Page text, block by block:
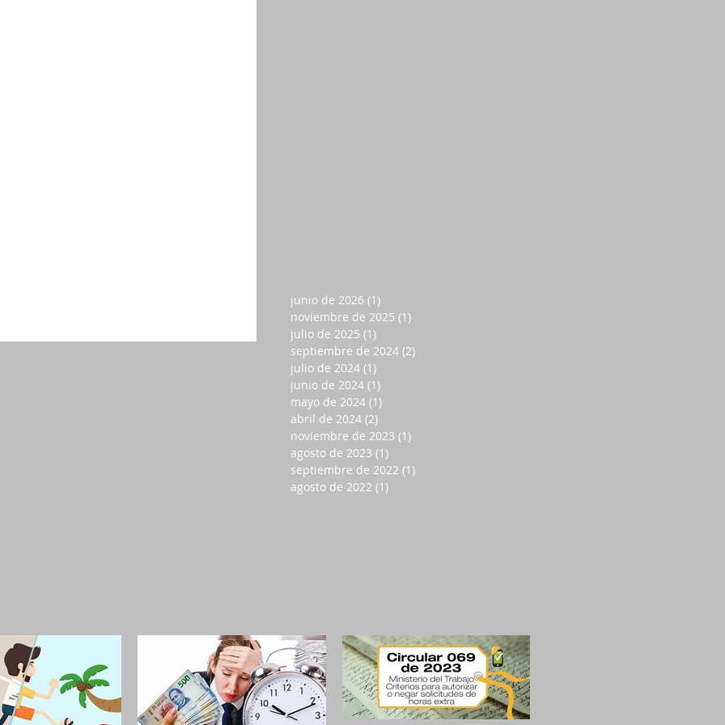
junio de 2026 (1)
noviembre de 2025 (1)
julio de 2025 (1)
septiembre de 2024 (2)
julio de 2024 (1)
junio de 2024 (1)
mayo de 2024 (1)
abril de 2024 (2)
noviembre de 2023 (1)
agosto de 2023 (1)
septiembre de 2022 (1)
agosto de 2022 (1)